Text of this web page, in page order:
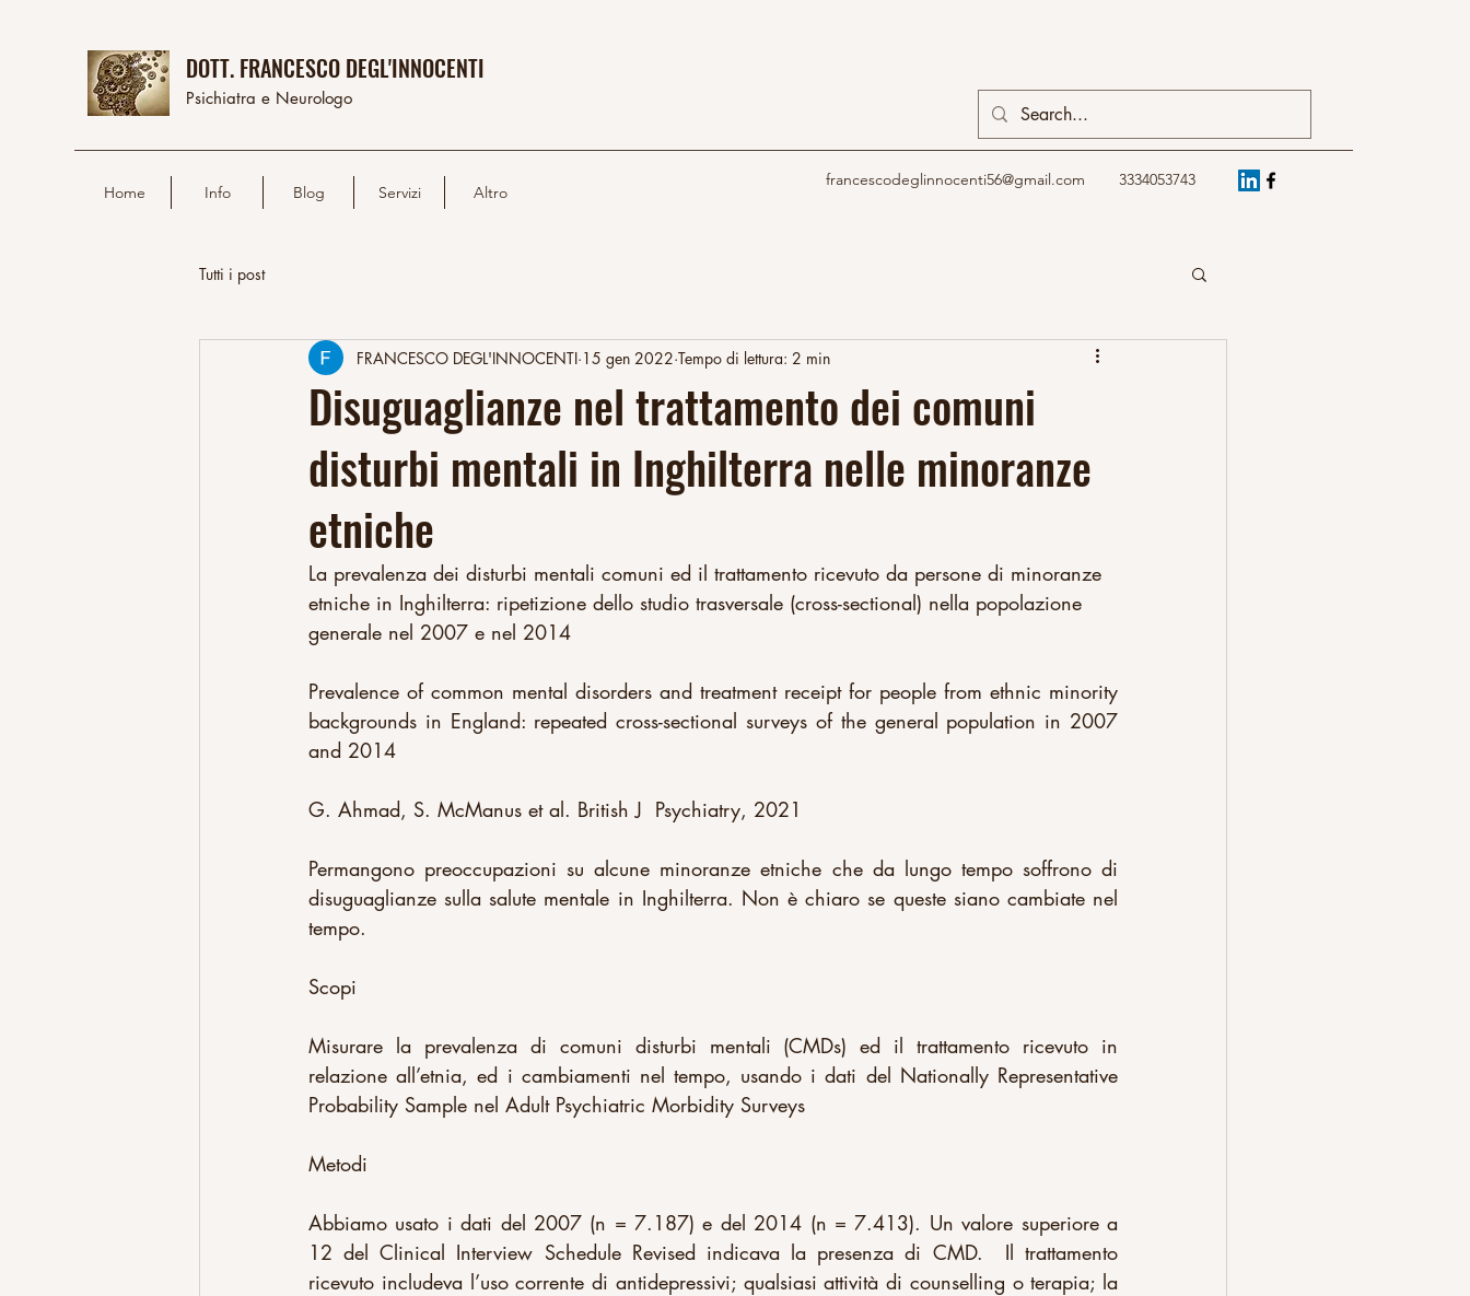
DOTT. FRANCESCO DEGL'INNOCENTI
Psichiatra e Neurologo
Home Info Blog Servizi Altro
francescodeglinnocenti56@gmail.com 3334053743
Tutti i post
Disuguaglianze nel trattamento dei comuni
disturbi mentali in Inghilterra nelle minoranze
etniche
FRANCESCO DEGL'INNOCENTI 15 gen 2022 Tempo di lettura: 2 min
La prevalenza dei disturbi mentali comuni ed il trattamento ricevuto da persone di minoranze
etniche in Inghilterra: ripetizione dello studio trasversale (cross-sectional) nella popolazione
generale nel 2007 e nel 2014
Prevalence of common mental disorders and treatment receipt for people from ethnic minority
backgrounds in England: repeated cross-sectional surveys of the general population in 2007
and 2014
G. Ahmad, S. McManus et al. British J  Psychiatry, 2021
Permangono preoccupazioni su alcune minoranze etniche che da lungo tempo soffrono di
disuguaglianze sulla salute mentale in Inghilterra. Non è chiaro se queste siano cambiate nel
tempo.
Scopi
Misurare la prevalenza di comuni disturbi mentali (CMDs) ed il trattamento ricevuto in
relazione all’etnia, ed i cambiamenti nel tempo, usando i dati del Nationally Representative
Probability Sample nel Adult Psychiatric Morbidity Surveys
Metodi
Abbiamo usato i dati del 2007 (n = 7.187) e del 2014 (n = 7.413). Un valore superiore a
12 del Clinical Interview Schedule Revised indicava la presenza di CMD.  Il trattamento
ricevuto includeva l’uso corrente di antidepressivi; qualsiasi attività di counselling o terapia; la